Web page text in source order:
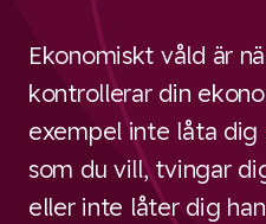
Ekonomiskt våld är
kontrollerar din
exempel inte låta dig
som du vill, tvingar
eller inte låter dig